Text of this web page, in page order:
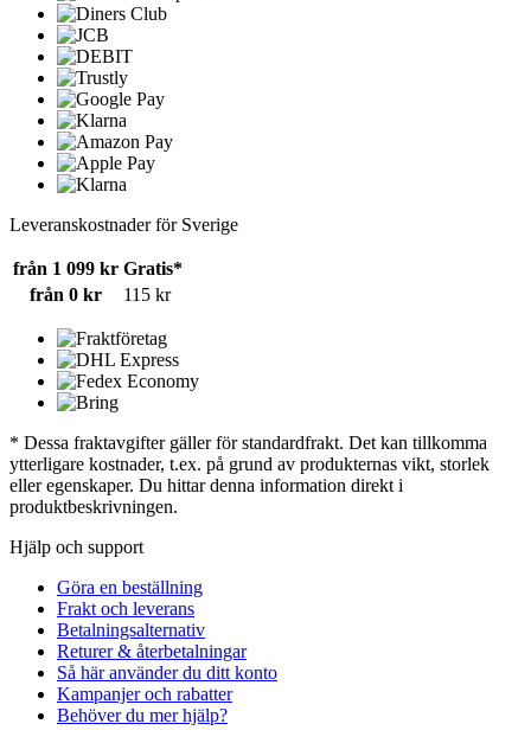
Leveranskostnader för Sverige
från 1 099 kr Gratis*
från 0 kr
115 kr
* Dessa fraktavgifter gäller för standardfrakt. Det kan tillkomma
ytterligare kostnader, t.ex. på grund av produkternas vikt, storlek
eller egenskaper. Du hittar denna information direkt i
produktbeskrivningen.
Hjälp och support
Göra en beställning
Frakt och leverans
Betalningsalternativ
Returer & återbetalningar
Så här använder du ditt konto
Kampanjer och rabatter
Behöver du mer hjälp?